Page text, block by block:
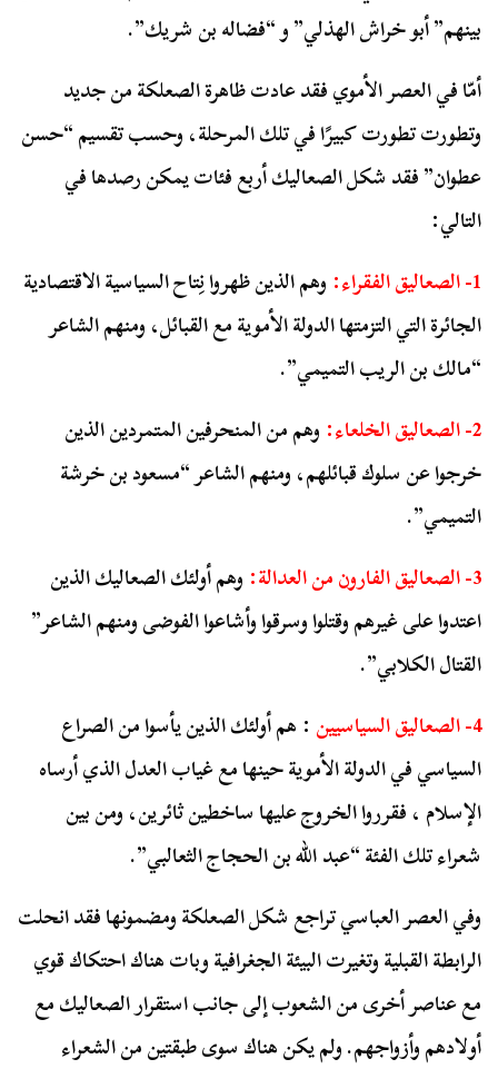
بينهم” أبو خراش الهذلي” و “فضاله بن شريك”.
أمّافي العصر الأمويفقد عادت ظاهرة الصعلكة من جديد
وتطورت تطورت كبيرًا في تلك المرحلة، وحسب تقسيم “حسن
عطوان” فقد شكل الصعاليك أربع فئات يمكن رصدها في
التالي:
1- الصعاليق الفقراء:
وهم الذين ظهروا نِتاح السياسية الاقتصادية
الجائرة التي التزمتها الدولة الأموية مع القبائل، ومنهم الشاعر
“مالك بن الريب التميمي”.
2- الصعاليق الخلعاء:
وهم من المنحرفين المتمردين الذين
خرجوا عن سلوك قبائلهم، ومنهم الشاعر “مسعود بن خرشة
التميمي”.
3- الصعاليق الفارون من العدالة:
وهم أولئك الصعاليك الذين
اعتدوا على غيرهم وقتلوا وسرقوا وأشاعوا الفوضى ومنهم الشاعر”
القتال الكلابي”.
4- الصعاليق السياسيين
: هم أولئك الذين يأسوا من الصراع
السياسي في الدولة الأموية حينها مع غياب العدل الذي أرساه
الإسلام ، فقرروا الخروج عليها ساخطين ثائرين، ومن بين
شعراء تلك الفئة “عبد الله بن الحجاج الثعالبي”.
وفي العصر العباسيتراجع شكل الصعلكة ومضمونها فقد انحلت
الرابطة القبلية وتغيرت البيئة الجغرافية وبات هناك احتكاك قوي
مع عناصر أخرى من الشعوب إلى جانب استقرار الصعاليك مع
أولادهم وأزواجهم. ولم يكن هناك سوى طبقتين من الشعراء